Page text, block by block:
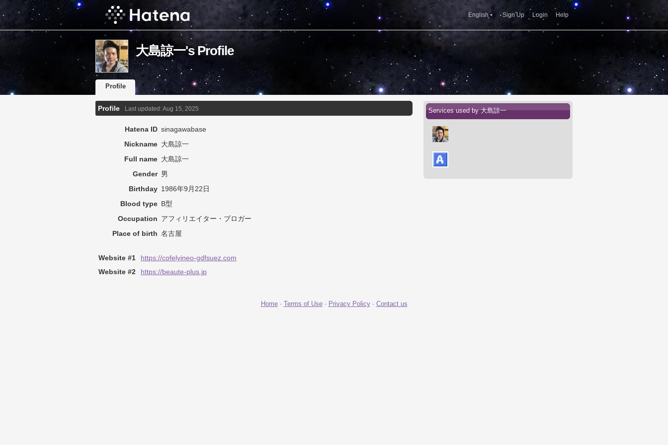
English Sign Up Login Help
大島諒一's Profile
Profile
Profile Last updated:Aug 15, 2025
Hatena ID sinagawabase
Nickname 大島諒一
Full name 大島諒一
Gender 男
Birthday 1986年9月22日
Blood type B型
Occupation アフィリエイター・ブロガー
Place of birth 名古屋
Website #1
https://cofelyineo-gdfsuez.com
Website #2
https://beaute-plus.jp
Services used by 大島諒一
Home- Terms of Use- Privacy Policy- Contact us